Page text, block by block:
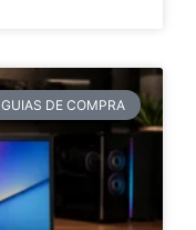
GUIAS DE COMPRA